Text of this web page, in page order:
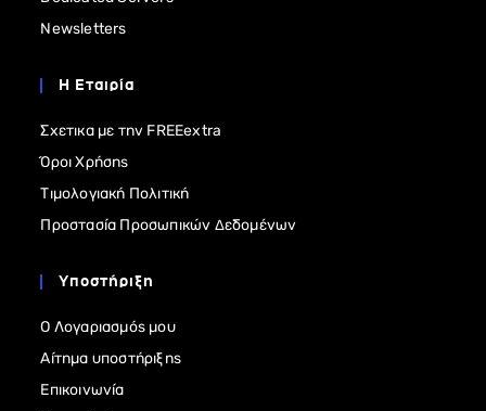
Newsletters
Η Εταιρία
Σχετικα με την FREEextra
Όροι Χρήσης
Τιμολογιακή Πολιτική
Προστασία Προσωπικών Δεδομένων
Υποστήριξη
Ο Λογαριασμός μου
Αίτημα υποστήριξης
Επικοινωνία